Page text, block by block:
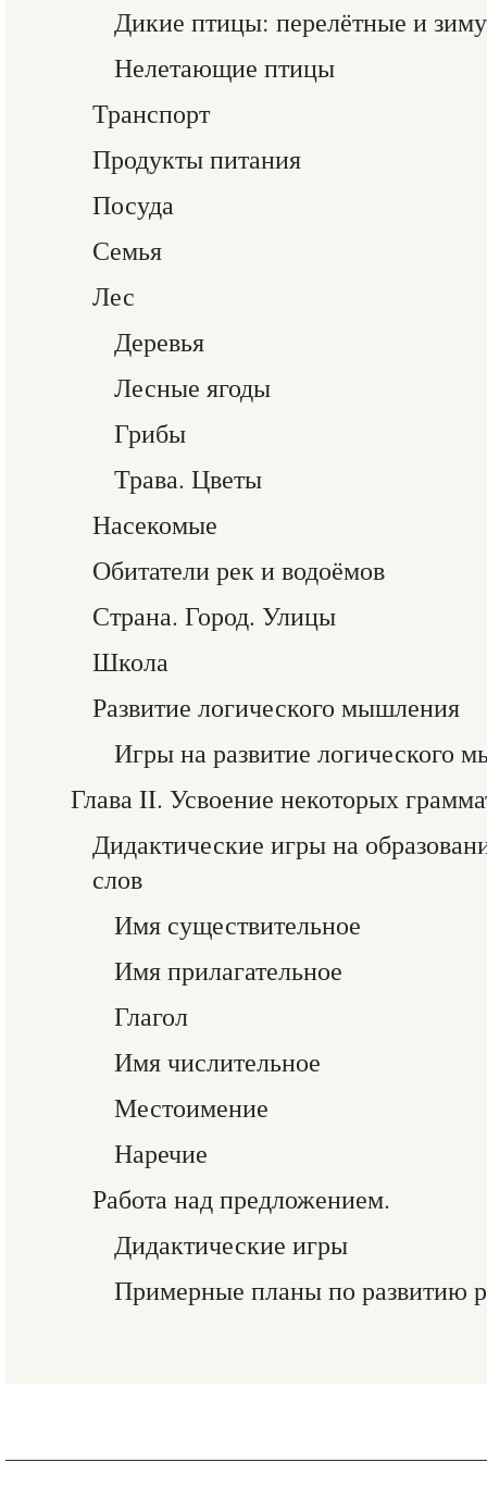
Дикие птицы: перелётные и
Нелетающие птицы
Транспорт
Продукты питания
Посуда
Семья
Лес
Деревья
Лесные ягоды
Грибы
Трава. Цветы
Насекомые
Обитатели рек и водоёмов
Страна. Город. Улицы
Школа
Развитие логического мышления
Игры на развитие логического
Глава II. Усвоение некоторых
Дидактические игры на
слов
Имя существительное
Имя прилагательное
Глагол
Имя числительное
Местоимение
Наречие
Работа над предложением.
Дидактические игры
Примерные планы по развитию